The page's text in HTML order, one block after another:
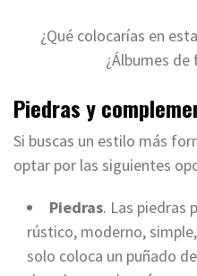
¿Qué colocarías en
¿Álbumes
Piedras y
Si buscas un estilo más
optar por las siguientes
Piedras. Las piedras
rústico, moderno,
solo coloca un puñado